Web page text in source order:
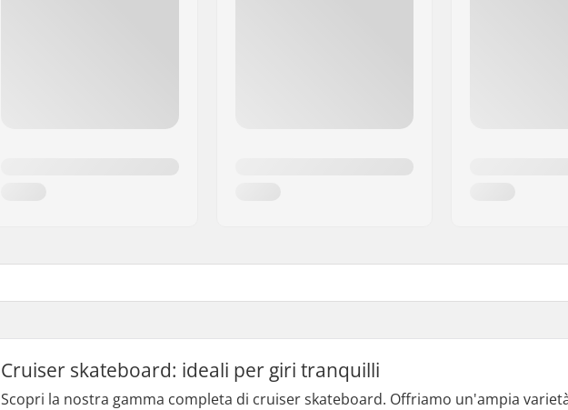
Cruiser skateboard: ideali per giri tranquilli
Scopri la nostra gamma completa di cruiser skateboard. Offriamo un'ampia